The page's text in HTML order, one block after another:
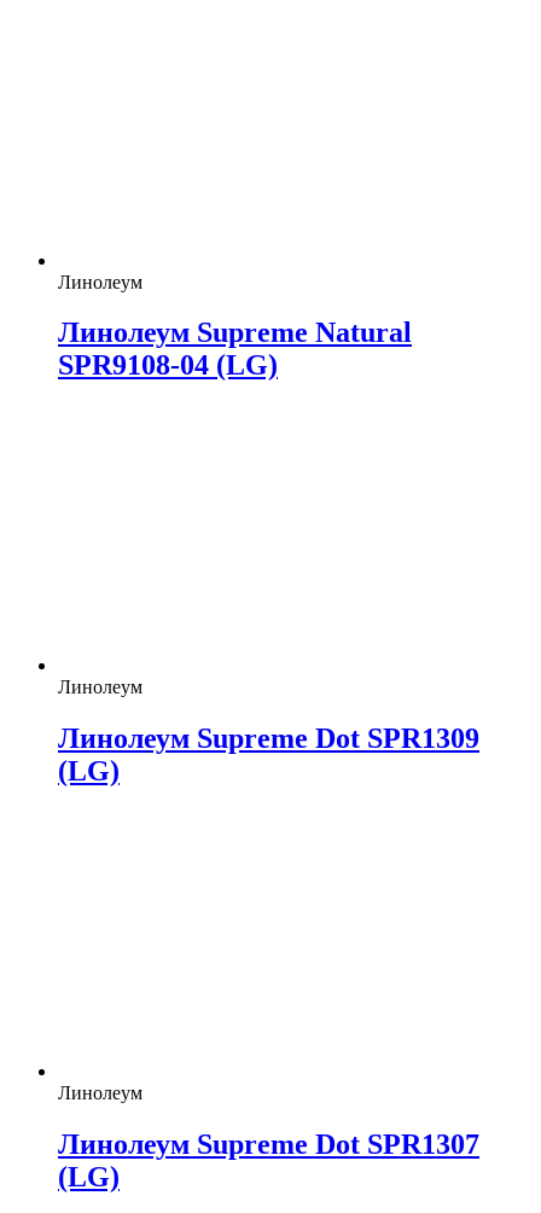
Линолеум
Линолеум Supreme Natural
SPR9108-04 (LG)
Линолеум
Линолеум Supreme Dot SPR1309
(LG)
Линолеум
Линолеум Supreme Dot SPR1307
(LG)